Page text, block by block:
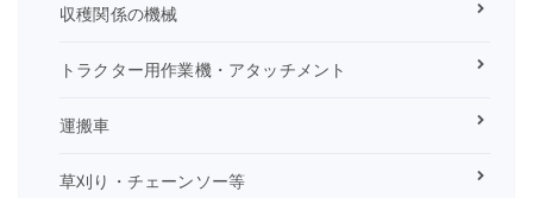
収穫関係の機械
トラクター用作業機・アタッチメント
運搬車
草刈り・チェーンソー等